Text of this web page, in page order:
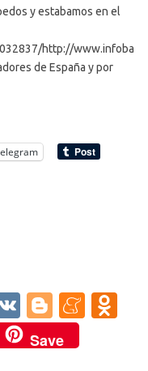
y estabamos en el
http://www.infoba
de España y por
V
K
Bl
o
g
M
Save